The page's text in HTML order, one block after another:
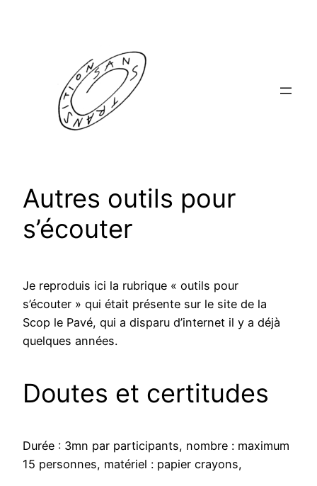
Autres outils pour
s’écouter
Je reproduis ici la rubrique « outils pour
s’écouter » qui était présente sur le site de la
Scop le Pavé, qui a disparu d’internet il y a déjà
quelques années.
Doutes et certitudes
Durée : 3mn par participants, nombre : maximum
15 personnes, matériel : papier crayons,